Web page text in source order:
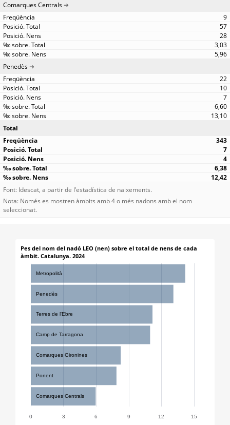
Comarques Centrals
9
57
28
3,03
5,96
Penedès
22
10
7
6,60
13,10
Total
343
7
4
6,38
12,42
Font: Idescat, a partir de l'estadística de naixements.
Nota: Només es mostren àmbits amb 4 o més nadons amb el nom
seleccionat.